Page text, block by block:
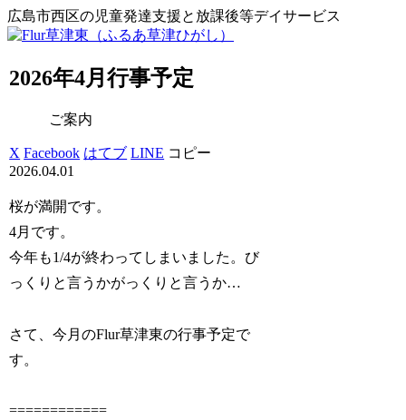
広島市西区の児童発達支援と放課後等デイサービス
2026年4月行事予定
ご案内
X Facebook はてブ LINE コピー
2026.04.01
桜が満開です。
4月です。
今年も1/4が終わってしまいました。び
っくりと言うかがっくりと言うか…
さて、今月のFlur草津東の行事予定で
す。
============